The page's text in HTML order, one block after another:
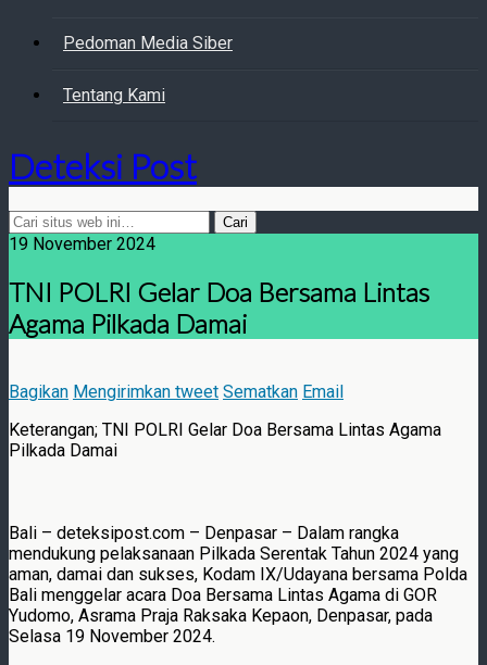
Pedoman Media Siber
Tentang Kami
Deteksi Post
19 November 2024
TNI POLRI Gelar Doa Bersama Lintas
Agama Pilkada Damai
Bagikan Mengirimkan tweet Sematkan Email
Keterangan; TNI POLRI Gelar Doa Bersama Lintas Agama
Pilkada Damai
Bali – deteksipost.com – Denpasar – Dalam rangka
mendukung pelaksanaan Pilkada Serentak Tahun 2024 yang
aman, damai dan sukses, Kodam IX/Udayana bersama Polda
Bali menggelar acara Doa Bersama Lintas Agama di GOR
Yudomo, Asrama Praja Raksaka Kepaon, Denpasar, pada
Selasa 19 November 2024.